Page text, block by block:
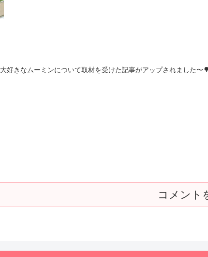
大好きなムーミンについて取材を受けた記事がアップされました〜
コメント